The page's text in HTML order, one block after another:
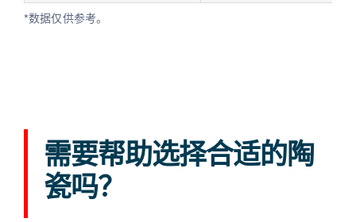
*数据仅供参考。
需要帮助选择合适的陶
瓷吗？